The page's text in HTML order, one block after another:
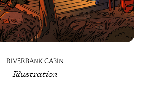
RIVERBANK CABIN
Illustration